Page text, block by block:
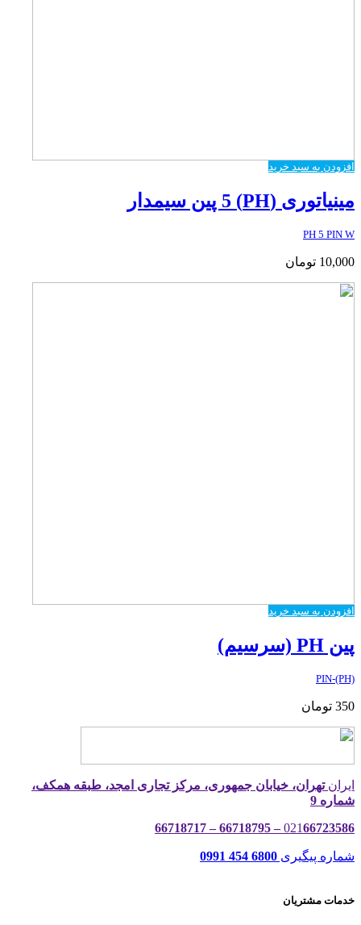
افزودن به سبد خرید
مینیاتوری (PH) 5 پین سیمدار
PH 5 PIN W
10,000 تومان
افزودن به سبد خرید
پین PH (سرسیم)
PIN-(PH)
350 تومان
ایرانتهران، خیابان جمهوری، مرکز تجاری امجد، طبقه همکف،
شماره 9
02166723586 – 66718795 – 66718717
شماره پیگیری 6800 454 0991
خدمات مشتریان